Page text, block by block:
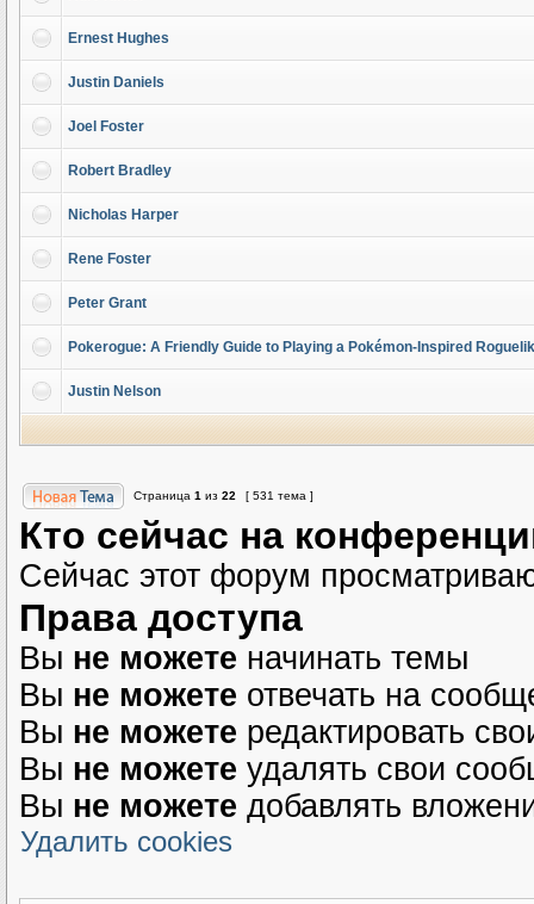
Ernest Hughes
Justin Daniels
Joel Foster
Robert Bradley
Nicholas Harper
Rene Foster
Peter Grant
Pokerogue: A Friendly Guide to Playing a Pokémon-Inspired
Justin Nelson
Страница 1 из 22 [ 531 тема ]
Кто сейчас на
Сейчас этот форум
Права доступа
Вы не можете начинать темы
Вы не можете отвечать на
Вы не можете редактировать
Вы не можете удалять свои
Вы не можете добавлять
Удалить cookies